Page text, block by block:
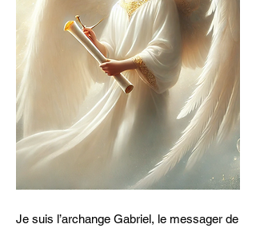
Je suis l’archange Gabriel, le messager de